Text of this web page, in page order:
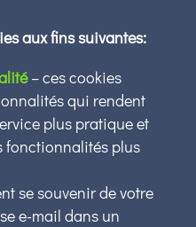
aux fins suivantes:
– ces cookies
qui rendent
plus pratique et
fonctionnalités plus
se souvenir de votre
e-mail dans un